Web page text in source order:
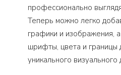
профессионально
Теперь можно легко
графики и изображения,
шрифты, цвета и границы
уникального визуального